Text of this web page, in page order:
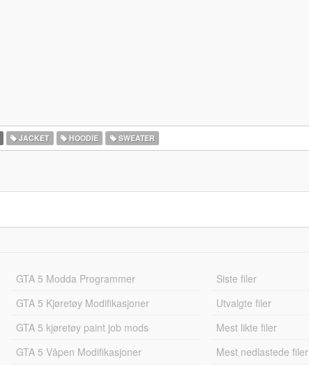
JACKET HOODIE SWEATER
GTA 5 Modda Programmer
GTA 5 Kjøretøy Modifikasjoner
GTA 5 kjøretøy paint job mods
GTA 5 Våpen Modifikasjoner
Siste filer
Utvalgte filer
Mest likte filer
Mest nedlastede filer